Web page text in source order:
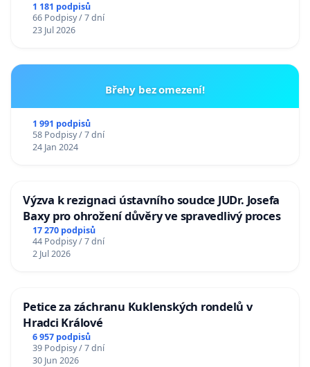
1 181 podpisů
66 Podpisy / 7 dní
23 Jul 2026
Břehy bez omezení!
1 991 podpisů
58 Podpisy / 7 dní
24 Jan 2024
Výzva k rezignaci ústavního soudce JUDr. Josefa
Baxy pro ohrožení důvěry ve spravedlivý proces
17 270 podpisů
44 Podpisy / 7 dní
2 Jul 2026
Petice za záchranu Kuklenských rondelů v
Hradci Králové
6 957 podpisů
39 Podpisy / 7 dní
30 Jun 2026